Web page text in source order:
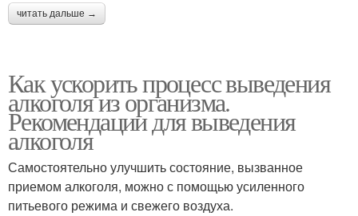
читать дальше →
Как ускорить процесс выведения
алкоголя из организма.
Рекомендации для выведения
алкоголя
Самостоятельно улучшить состояние, вызванное
приемом алкоголя, можно с помощью усиленного
питьевого режима и свежего воздуха.